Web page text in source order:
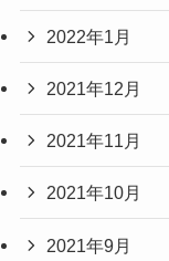
2022年1月
2021年12月
2021年11月
2021年10月
2021年9月